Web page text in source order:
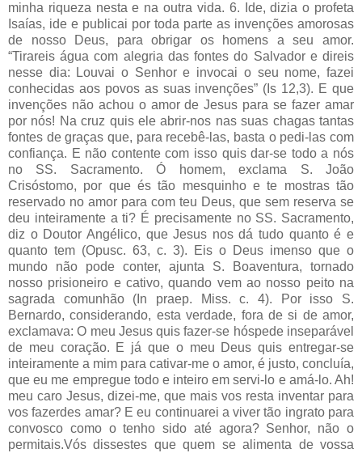
minha riqueza nesta e na outra vida. 6. Ide, dizia o profeta
Isaías, ide e publicai por toda parte as invenções amorosas
de nosso Deus, para obrigar os homens a seu amor.
“Tirareis água com alegria das fontes do Salvador e direis
nesse dia: Louvai o Senhor e invocai o seu nome, fazei
conhecidas aos povos as suas invenções” (Is 12,3). E que
invenções não achou o amor de Jesus para se fazer amar
por nós! Na cruz quis ele abrir-nos nas suas chagas tantas
fontes de graças que, para recebê-las, basta o pedi-las com
confiança. E não contente com isso quis dar-se todo a nós
no SS. Sacramento. Ó homem, exclama S. João
Crisóstomo, por que és tão mesquinho e te mostras tão
reservado no amor para com teu Deus, que sem reserva se
deu inteiramente a ti? É precisamente no SS. Sacramento,
diz o Doutor Angélico, que Jesus nos dá tudo quanto é e
quanto tem (Opusc. 63, c. 3). Eis o Deus imenso que o
mundo não pode conter, ajunta S. Boaventura, tornado
nosso prisioneiro e cativo, quando vem ao nosso peito na
sagrada comunhão (In praep. Miss. c. 4). Por isso S.
Bernardo, considerando, esta verdade, fora de si de amor,
exclamava: O meu Jesus quis fazer-se hóspede inseparável
de meu coração. E já que o meu Deus quis entregar-se
inteiramente a mim para cativar-me o amor, é justo, concluía,
que eu me empregue todo e inteiro em servi-lo e amá-lo. Ah!
meu caro Jesus, dizei-me, que mais vos resta inventar para
vos fazerdes amar? E eu continuarei a viver tão ingrato para
convosco como o tenho sido até agora? Senhor, não o
permitais.Vós dissestes que quem se alimenta de vossa